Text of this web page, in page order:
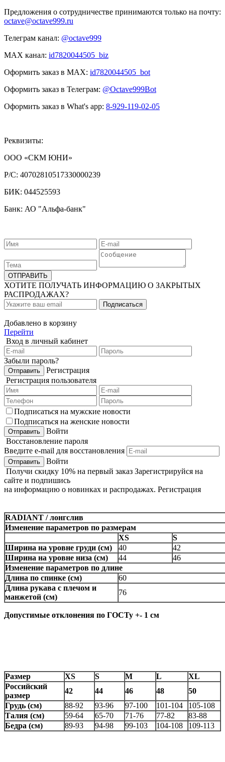
Предложения о сотрудничестве принимаются только на почту:
octave@octave999.ru
Телеграм канал: @octave999
MAX канал: id7820044505_biz
Оформить заказ в MAX: id7820044505_bot
Оформить заказ в Телеграм: @Octave999Bot
Оформить заказ в What's app: 8-929-119-02-05
Реквизиты:
ООО «СКМ ЮНИ»
Р/С: 40702810517330000239
БИК: 044525593
Банк: АО "Альфа-банк"
ХОТИТЕ ПОЛУЧАТЬ ИНФОРМАЦИЮ О ЗАКРЫТЫХ
РАСПРОДАЖАХ?
Добавлено в корзину
Перейти
Вход в личный кабинет
Забыли пароль?
Регистрация
Регистрация пользователя
Подписаться на мужские новости
Подписаться на женские новости
Войти
Восстановление пароля
Введите e-mail для восстановления
Войти
Получи скидку 10% на первый заказ Зарегистрируйся на
сайте и подпишись
на информацию о новинках и распродажах. Регистрация
RADIANT / лонгслив
Изменение параметров по размерам
XS
S
Ширина на уровне груди (см)
40
42
Ширина на уровне низа (см)
44
46
Изменение параметров по длине
Длина по спинке (см)
60
Длина рукава с плечом и
манжетой (см)
76
Допустимые отклонения по ГОСТу +- 1 см
Размер XS S M L
XL
Российский
размер
42 44 46 48
50
Грудь (см)
88-92 93-96 97-100 101-104
105-108
Талия (см)
59-64 65-70 71-76 77-82
83-88
Бедра (см)
89-93 94-98 99-103 104-108 109-113